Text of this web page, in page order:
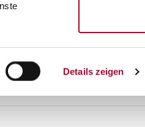
Details zeigen